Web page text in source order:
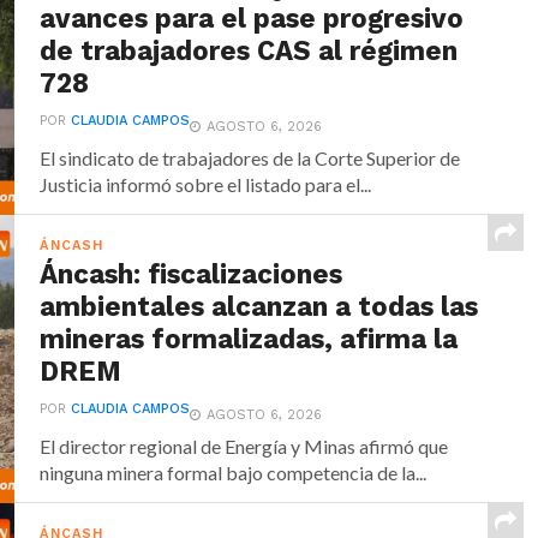
avances para el pase progresivo
de trabajadores CAS al régimen
728
PORCLAUDIA CAMPOS AGOSTO 6, 2026
El sindicato de trabajadores de la Corte Superior de
Justicia informó sobre el listado para el...
ÁNCASH
Áncash: fiscalizaciones
ambientales alcanzan a todas las
mineras formalizadas, afirma la
DREM
PORCLAUDIA CAMPOS AGOSTO 6, 2026
El director regional de Energía y Minas afirmó que
ninguna minera formal bajo competencia de la...
ÁNCASH